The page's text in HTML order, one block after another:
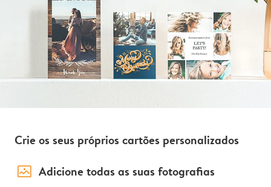
Crie os seus próprios cartões personalizados
image_placeholder Adicione todas as suas fotografias